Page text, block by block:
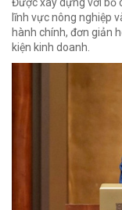
lĩnh vực nông nghiệp
hành chính, đơn giản
kiện kinh doanh.